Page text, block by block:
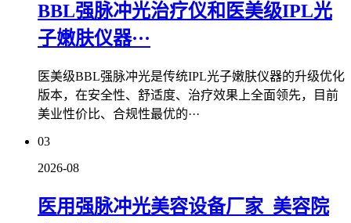
BBL强脉冲光治疗仪和医美级IPL光
子嫩肤仪器···
医美级BBL强脉冲光是传统IPL光子嫩肤仪器的升级优化
版本，在安全性、舒适度、治疗效果上全面领先，目前
美业性价比、合规性最优的···
03
2026-08
医用强脉冲光美容设备厂家_美容院